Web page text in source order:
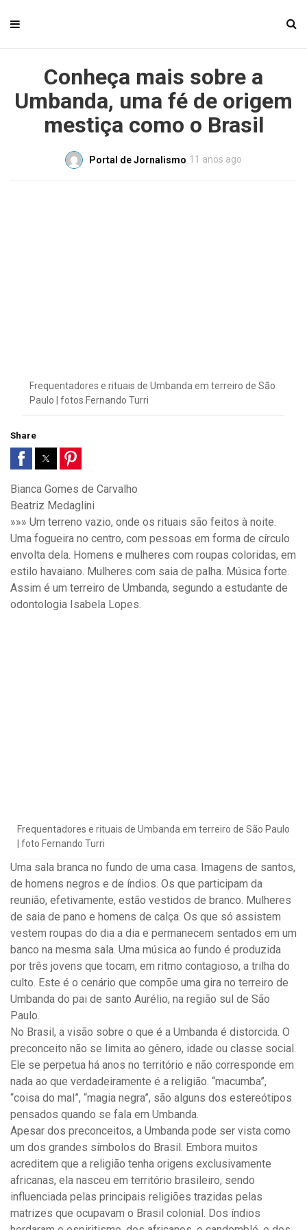
Conheça mais sobre a
Umbanda, uma fé de origem
mestiça como o Brasil
Portal de Jornalismo 11 anos ago
Frequentadores e rituais de Umbanda em terreiro de São
Paulo | fotos Fernando Turri
Share
Bianca Gomes de Carvalho
Beatriz Medaglini
»»» Um terreno vazio, onde os rituais são feitos à noite.
Uma fogueira no centro, com pessoas em forma de círculo
envolta dela. Homens e mulheres com roupas coloridas, em
estilo havaiano. Mulheres com saia de palha. Música forte.
Assim é um terreiro de Umbanda, segundo a estudante de
odontologia Isabela Lopes.
Frequentadores e rituais de Umbanda em terreiro de São Paulo
| foto Fernando Turri
Uma sala branca no fundo de uma casa. Imagens de santos,
de homens negros e de índios. Os que participam da
reunião, efetivamente, estão vestidos de branco. Mulheres
de saia de pano e homens de calça. Os que só assistem
vestem roupas do dia a dia e permanecem sentados em um
banco na mesma sala. Uma música ao fundo é produzida
por três jovens que tocam, em ritmo contagioso, a trilha do
culto. Este é o cenário que compõe uma gira no terreiro de
Umbanda do pai de santo Aurélio, na região sul de São
Paulo.
No Brasil, a visão sobre o que é a Umbanda é distorcida. O
preconceito não se limita ao gênero, idade ou classe social.
Ele se perpetua há anos no território e não corresponde em
nada ao que verdadeiramente é a religião. “macumba”,
“coisa do mal”, “magia negra”, são alguns dos estereótipos
pensados quando se fala em Umbanda.
Apesar dos preconceitos, a Umbanda pode ser vista como
um dos grandes símbolos do Brasil. Embora muitos
acreditem que a religião tenha origens exclusivamente
africanas, ela nasceu em território brasileiro, sendo
influenciada pelas principais religiões trazidas pelas
matrizes que ocupavam o Brasil colonial. Dos índios